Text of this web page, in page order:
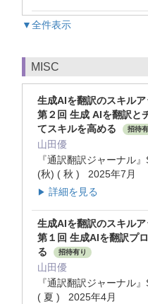
▼全件表示
MISC
生成AIを翻訳のスキル
第２回 生成 AIを翻訳と
てスキルを高める
招待
山田優
『通訳翻訳ジャーナル
(秋) ( 秋 ) 2025年7月
▶ 詳細を見る
生成AIを翻訳のスキル
第１回 生成AIを翻訳プ
る
招待有り
山田優
『通訳翻訳ジャーナル
( 夏 ) 2025年4月